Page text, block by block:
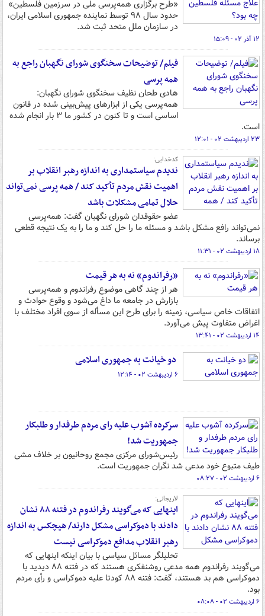
«طرح برگزاری همه‌پرسی ملی در سرزمین فلسطین»
حدود سال ۹۸ توسط نماینده جمهوری اسلامی ایران،
در سازمان ملل متحد ثبت شد.
۱۲ آذر ۰۲ - ۱۵:۰۹
فیلم/ توضیحات سخنگوی شورای نگهبان راجع به
همه پرسی
هادی طحان نظیف سخنگوی شورای نگهبان:
همه‌پرسی یکی از ابزارهای پیش‌بینی شده در قانون
اساسی است و تا کنون در کشور ما ۳ بار انجام شده
است.
۲۳ اردیبهشت ۰۲ - ۱۲:۰۱
کدخدایی:
ندیدم سیاستمداری به اندازه رهبر انقلاب بر
اهمیت نقش مردم تأکید کند / همه پرسی نمی‌تواند
حلال تمامی مشکلات باشد
عضو حقوقدان شورای نگهبان گفت: همه‌پرسی
نمی‌تواند رافع مشکل باشد و مسئله‌ ما را حل کند و ما را به یک نتیجه‌ قطعی
برساند.
۱۸ اردیبهشت ۰۲ - ۱۱:۳۱
«رفراندوم» نه به هر قیمت
هر از چند گاهی موضوع رفراندوم و همه‌پرسی
بازارش در جامعه ما داغ می‌شود و وقوع حوادث و
اتفاقات خاص سیاسی، زمینه را برای طرح این مسأله از سوی افراد مختلف با
اغراض متفاوت پیش می‌آورد.
۱۴ اردیبهشت ۰۲ - ۱۳:۴۱
دو خیانت به جمهوری اسلامی
۶ اردیبهشت ۰۲ - ۱۲:۱۴
سرکرده آشوب علیه رای مردم طرفدار و طلبکار
جمهوریت شد!
رئیس‌شورای مرکزی مجمع روحانیون بر خلاف مشی
طیف متبوع خود مدعی شد نگران جمهوریت است.
۶ اردیبهشت ۰۲ - ۰۸:۲۷
لاریجانی:
اینهایی که می‌گویند رفراندوم در فتنه ۸۸ نشان
دادند با دموکراسی مشکل دارند/ هیچکس به اندازه
رهبر انقلاب مدافع دموکراسی نیست
تحلیلگر مسائل سیاسی با بیان اینکه اینهایی که
می‌گویند رفراندوم همه مدعی روشنفکری هستند که در فتنه ۸۸ دیدید با
دموکراسی هم بد هستند، گفت: فتنه ۸۸ کودتا علیه دموکراسی و رأی مردم
بود.
۶ اردیبهشت ۰۲ - ۰۸:۰۸